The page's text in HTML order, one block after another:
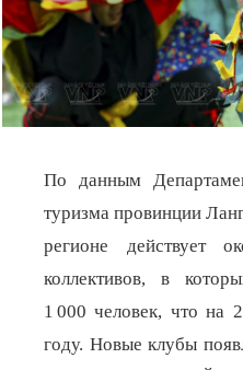
По данным
туризма провинции
регионе действует
коллективов, в
1 000 человек, что на
году. Новые клубы